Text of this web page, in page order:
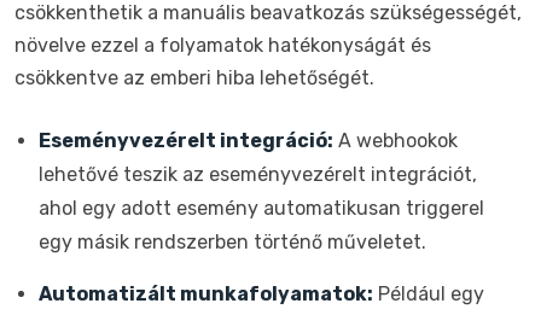
csökkenthetik a manuális beavatkozás szükségességét,
növelve ezzel a folyamatok hatékonyságát és
csökkentve az emberi hiba lehetőségét.
Eseményvezérelt integráció: A webhookok
lehetővé teszik az eseményvezérelt integrációt,
ahol egy adott esemény automatikusan triggerel
egy másik rendszerben történő műveletet.
Automatizált munkafolyamatok: Például egy